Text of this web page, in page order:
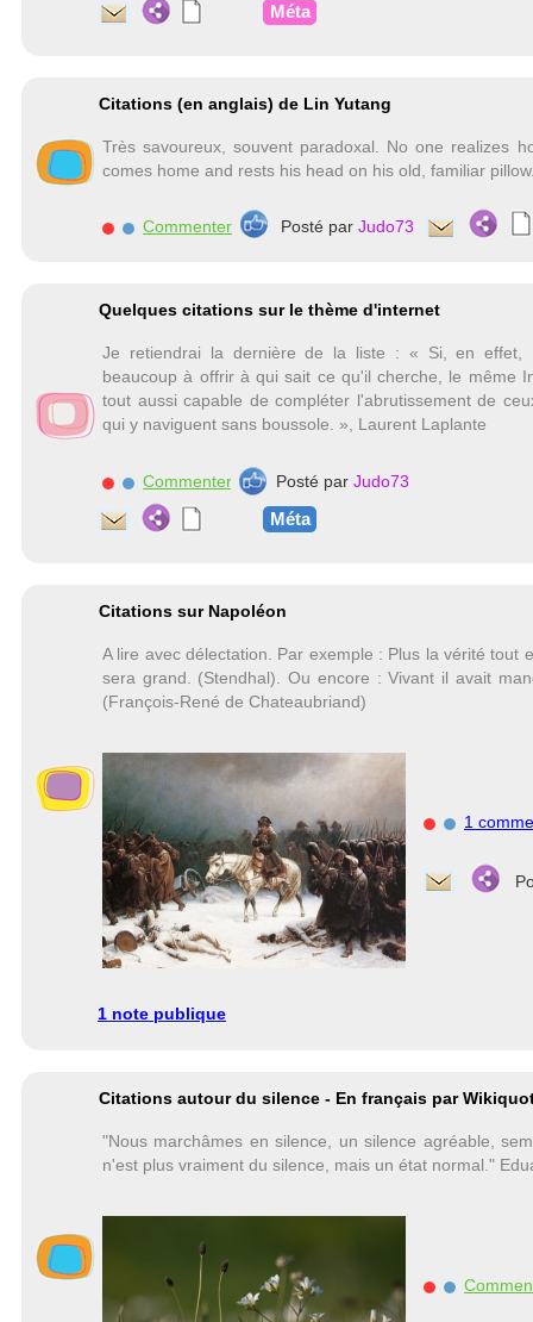
Méta
Citations (en anglais) de Lin Yutang
Très savoureux, souvent paradoxal. No one realizes
comes home and rests his head on his old, familiar
Commenter Posté par Judo73
Quelques citations sur le thème d'internet
Je retiendrai la dernière de la liste : « Si, en effet,
beaucoup à offrir à qui sait ce qu'il cherche, le même
tout aussi capable de compléter l'abrutissement de
qui y naviguent sans boussole. », Laurent Laplante
Commenter Posté par Judo73
Méta
Citations sur Napoléon
A lire avec délectation. Par exemple : Plus la vérité tout
sera grand. (Stendhal). Ou encore : Vivant il avait
(François-René de Chateaubriand)
1
1 note publique
Citations autour du silence - En français par
"Nous marchâmes en silence, un silence agréable,
n'est plus vraiment du silence, mais un état normal."